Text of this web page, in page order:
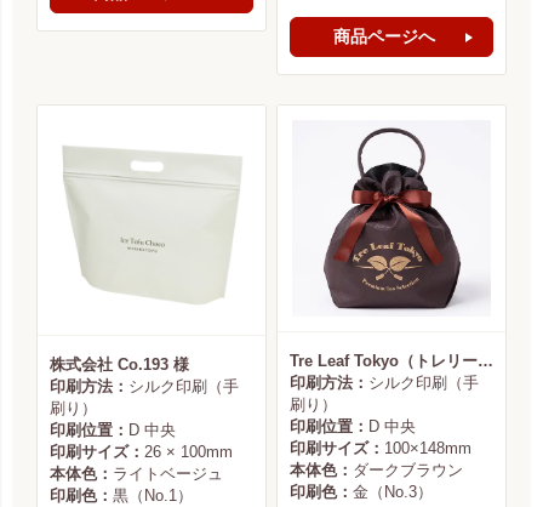
商品ページへ
株式会社 Co.193 様
印刷方法： シルク印刷（手
刷り）
印刷位置： D 中央
印刷サイズ： 26 × 100mm
本体色： ライトベージュ
印刷色： 黒（No.1）
Tre Leaf Tokyo（トレリーフ東京） 様
印刷方法： シルク印刷（手
刷り）
印刷位置： D 中央
印刷サイズ： 100×148mm
本体色： ダークブラウン
印刷色： 金（No.3）